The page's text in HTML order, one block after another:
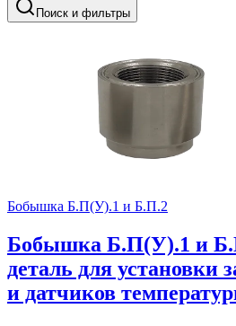
Поиск и фильтры
Бобышка Б.П(У).1 и Б.П.2
Бобышка Б.П(У).1 и
деталь для установки
и датчиков